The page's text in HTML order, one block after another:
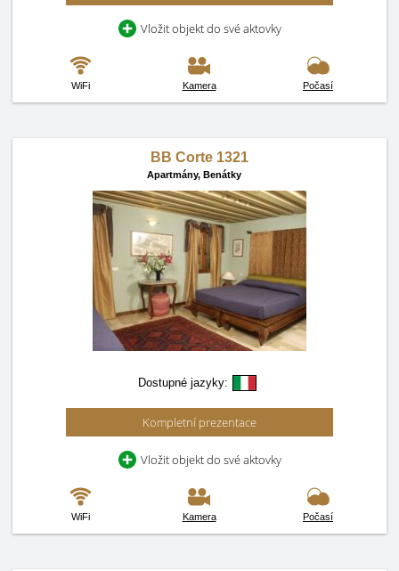
Vložit objekt do své aktovky
WiFi Kamera Počasí
BB Corte 1321
Apartmány, Benátky
Dostupné jazyky:
Kompletní prezentace
Vložit objekt do své aktovky
WiFi Kamera Počasí